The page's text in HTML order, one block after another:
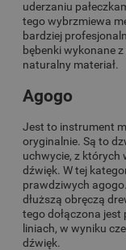
uderzaniu
tego wybrzmiewa
bardziej
bębenki wykonane
naturalny materiał.
Agogo
Jest to instrument
oryginalnie. Są to
uchwycie, z których
dźwięk. W tej
prawdziwych
dłuższą obręczą
tego dołączona jest
liniach, w wyniku
dźwięk.